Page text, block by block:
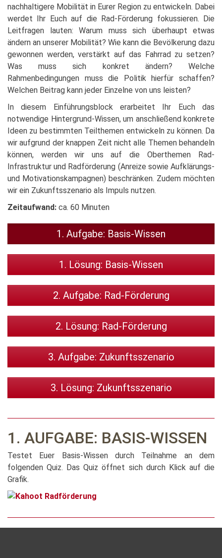
nachhaltigere Mobilität in Eurer Region zu entwickeln. Dabei
werdet Ihr Euch auf die Rad-Förderung fokussieren. Die
Leitfragen lauten: Warum muss sich überhaupt etwas
ändern an unserer Mobilität? Wie kann die Bevölkerung dazu
gewonnen werden, verstärkt auf das Fahrrad zu setzen?
Was muss sich konkret ändern? Welche
Rahmenbedingungen muss die Politik hierfür schaffen?
Welchen Beitrag kann jeder Einzelne von uns leisten?
In diesem Einführungsblock erarbeitet Ihr Euch das
notwendige Hintergrund-Wissen, um anschließend konkrete
Ideen zu bestimmten Teilthemen entwickeln zu können. Da
wir aufgrund der knappen Zeit nicht alle Themen behandeln
können, werden wir uns auf die Oberthemen Rad-
Infrastruktur und Radförderung (Anreize sowie Aufklärungs-
und Motivationskampagnen) beschränken. Zudem möchten
wir ein Zukunftsszenario als Impuls nutzen.
Zeitaufwand: ca. 60 Minuten
1. Aufgabe: Basis-Wissen
1. Lösung: Basis-Wissen
2. Aufgabe: Rad-Förderung
2. Lösung: Rad-Förderung
3. Aufgabe: Zukunftsszenario
3. Lösung: Zukunftsszenario
1. AUFGABE: BASIS-WISSEN
Testet Euer Basis-Wissen durch Teilnahme an dem
folgenden Quiz. Das Quiz öffnet sich durch Klick auf die
Grafik.